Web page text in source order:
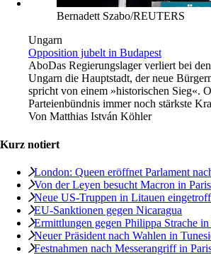
Bernadett Szabo/REUTERS
Ungarn
Opposition jubelt in Budapest
AboDas Regierungslager verliert bei
Ungarn die Hauptstadt, der neue
spricht von einem »historischen Sieg«.
Parteienbündnis immer noch stärkste
Von Matthias István Köhler
Kurz notiert
London: Queen eröffnet Parlament
Von der Leyen besucht Macron in Paris
Neue US-Truppen in Litauen
EU-Sanktionen gegen Nicaragua
Ermittlungen gegen Philippa Strache in
Neuer Präsident nach Wahlen in
Festnahmen nach Messerangriff in